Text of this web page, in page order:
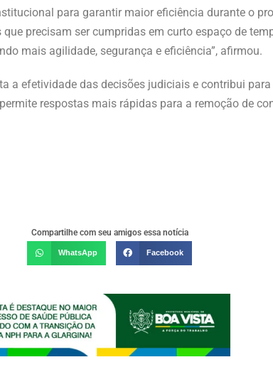
para garantir maior eficiência durante o
precisam ser cumpridas em curto espaço de
mais agilidade, segurança e eficiência”, afirmou.
a efetividade das decisões judiciais e contribui
respostas mais rápidas para a remoção de
Compartilhe com seu amigos essa notícia
WhatsApp Facebook